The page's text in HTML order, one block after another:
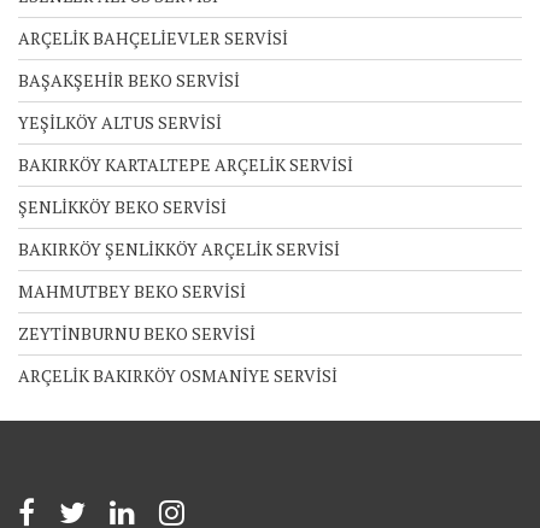
ARÇELİK BAHÇELİEVLER SERVİSİ
BAŞAKŞEHİR BEKO SERVİSİ
YEŞİLKÖY ALTUS SERVİSİ
BAKIRKÖY KARTALTEPE ARÇELİK SERVİSİ
ŞENLİKKÖY BEKO SERVİSİ
BAKIRKÖY ŞENLİKKÖY ARÇELİK SERVİSİ
MAHMUTBEY BEKO SERVİSİ
ZEYTİNBURNU BEKO SERVİSİ
ARÇELİK BAKIRKÖY OSMANİYE SERVİSİ